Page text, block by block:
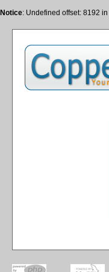
Notice: Undefined offset: 8192 in